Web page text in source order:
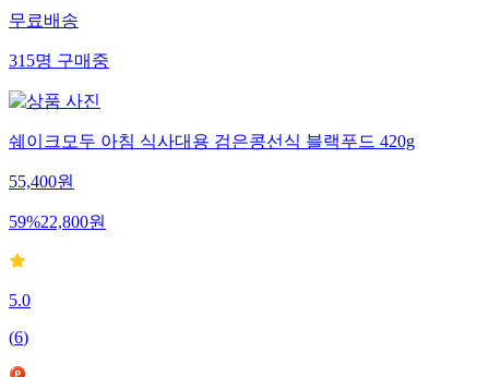
무료배송
315명 구매중
쉐이크모두 아침 식사대용 검은콩선식 블랙푸드 420g
55,400원
59%22,800원
5.0
(6)